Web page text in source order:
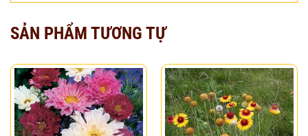
SẢN PHẨM TƯƠNG TỰ